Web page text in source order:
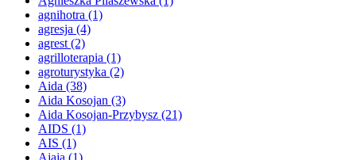
agnihotra (1)
agresja (4)
agrest (2)
agrilloterapia (1)
agroturystyka (2)
Aida (38)
Aida Kosojan (3)
Aida Kosojan-Przybysz (21)
AIDS (1)
AIS (1)
Ajaja (1)